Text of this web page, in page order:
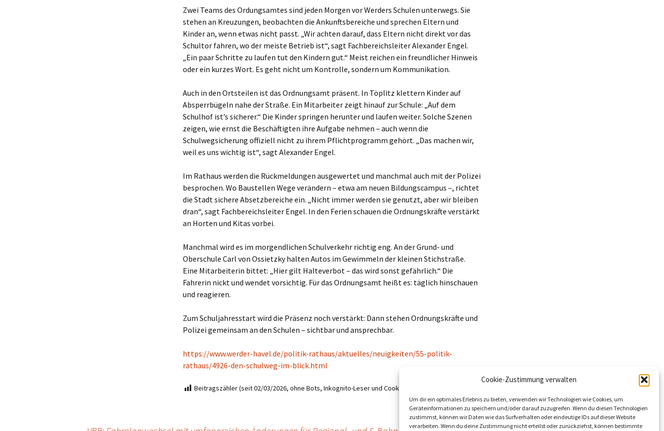
Cookie-Zustimmung verwalten
Um dir ein optimales Erlebnis zu bieten, verwenden wir Technologien wie Cookies, um
Geräteinformationen zu speichern und/oder darauf zuzugreifen. Wenn du diesen Technologien
zustimmst, können wir Daten wie das Surfverhalten oder eindeutige IDs auf dieser Website
verarbeiten. Wenn du deine Zustimmung nicht erteilst oder zurückziehst, können bestimmte
Zwei Teams des Ordungsamtes sind jeden Morgen vor Werders Schulen unterwegs. Sie
stehen an Kreuzungen, beobachten die Ankunftsbereiche und sprechen Eltern und
Kinder an, wenn etwas nicht passt. „Wir achten darauf, dass Eltern nicht direkt vor das
Schultor fahren, wo der meiste Betrieb ist“, sagt Fachbereichsleiter Alexander Engel.
„Ein paar Schritte zu laufen tut den Kindern gut.“ Meist reichen ein freundlicher Hinweis
oder ein kurzes Wort. Es geht nicht um Kontrolle, sondern um Kommunikation.
Auch in den Ortsteilen ist das Ordnungsamt präsent. In Töplitz klettern Kinder auf
Absperrbügeln nahe der Straße. Ein Mitarbeiter zeigt hinauf zur Schule: „Auf dem
Schulhof ist’s sicherer.“ Die Kinder springen herunter und laufen weiter. Solche Szenen
zeigen, wie ernst die Beschäftigten ihre Aufgabe nehmen – auch wenn die
Schulwegsicherung offiziell nicht zu ihrem Pflichtprogramm gehört. „Das machen wir,
weil es uns wichtig ist“, sagt Alexander Engel.
Im Rathaus werden die Rückmeldungen ausgewertet und manchmal auch mit der Polizei
besprochen. Wo Baustellen Wege verändern – etwa am neuen Bildungscampus –, richtet
die Stadt sichere Absetzbereiche ein. „Nicht immer werden sie genutzt, aber wir bleiben
dran“, sagt Fachbereichsleiter Engel. In den Ferien schauen die Ordnungskräfte verstärkt
an Horten und Kitas vorbei.
Manchmal wird es im morgendlichen Schulverkehr richtig eng. An der Grund- und
Oberschule Carl von Ossietzky halten Autos im Gewimmeln der kleinen Stichstraße.
Eine Mitarbeiterin bittet: „Hier gilt Halteverbot – das wird sonst gefährlich.“ Die
Fahrerin nickt und wendet vorsichtig. Für das Ordnungsamt heißt es: täglich hinschauen
und reagieren.
Zum Schuljahresstart wird die Präsenz noch verstärkt: Dann stehen Ordnungskräfte und
Polizei gemeinsam an den Schulen – sichtbar und ansprechbar.
https://www.werder-havel.de/politik-rathaus/aktuelles/neuigkeiten/55-politik-
rathaus/4926-den-schulweg-im-blick.html
Beitragszähler (seit 02/03/2026, ohne Bots, Inkognito-Leser und Cookie-Ablehner):